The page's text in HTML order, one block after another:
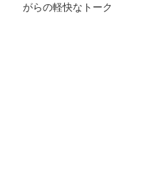
がらの軽快なトーク